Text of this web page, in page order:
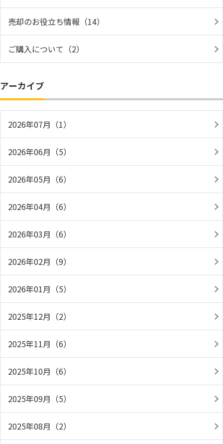
売却のお役立ち情報（14）
ご購入について（2）
アーカイブ
2026年07月（1）
2026年06月（5）
2026年05月（6）
2026年04月（6）
2026年03月（6）
2026年02月（9）
2026年01月（5）
2025年12月（2）
2025年11月（6）
2025年10月（6）
2025年09月（5）
2025年08月（2）